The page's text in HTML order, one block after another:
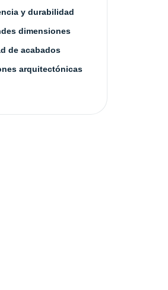
y durabilidad
dimensiones
de acabados
arquitectónicas